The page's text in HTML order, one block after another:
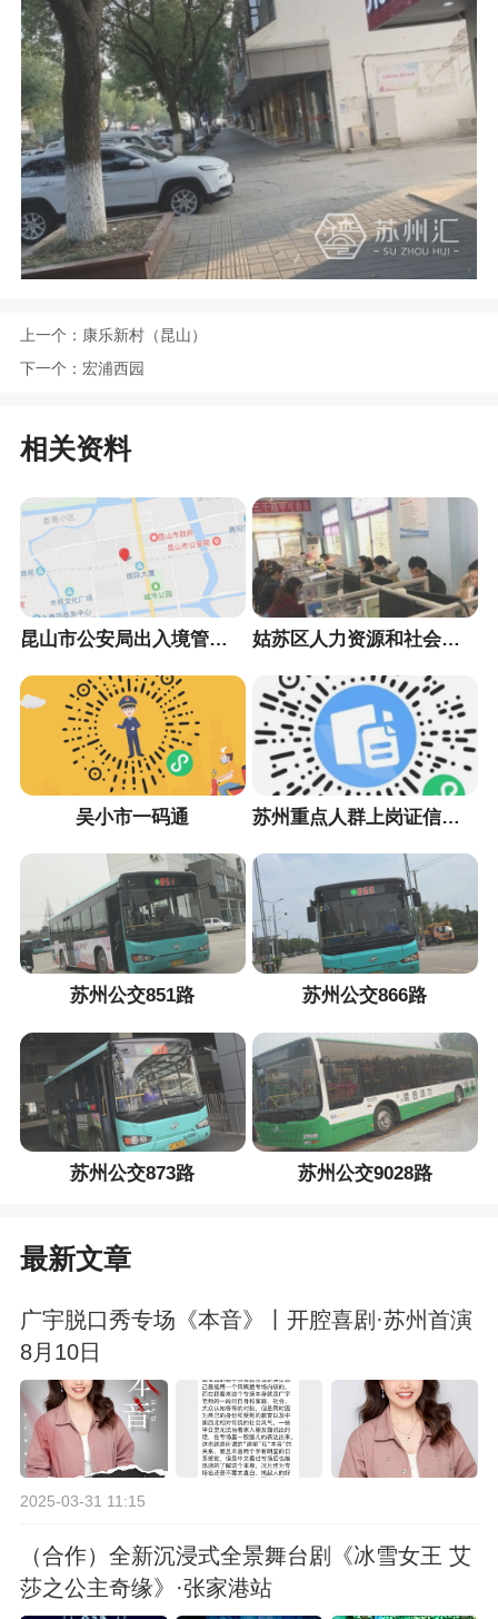
上一个： 康乐新村（昆山）
下一个： 宏浦西园
相关资料
昆山市公安局出入境管理大队 姑苏区人力资源和社会保障局
吴小市一码通 苏州重点人群上岗证信息采集小程序
苏州公交851路 苏州公交866路
苏州公交873路 苏州公交9028路
最新文章
广宇脱口秀专场《本音》丨开腔喜剧·苏州首演
8月10日
2025-03-31 11:15
（合作）全新沉浸式全景舞台剧《冰雪女王 艾
莎之公主奇缘》·张家港站